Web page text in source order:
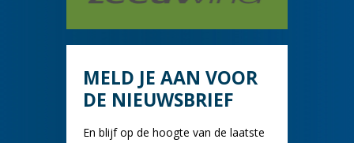
MELD JE AAN VOOR
DE NIEUWSBRIEF
En blijf op de hoogte van de laatste